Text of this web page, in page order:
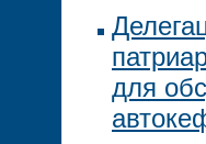
для